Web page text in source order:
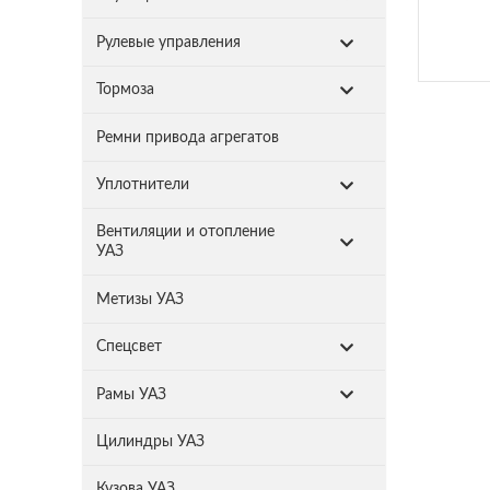
Рулевые управления
Тормоза
Ремни привода агрегатов
Уплотнители
Вентиляции и отопление
УАЗ
Метизы УАЗ
Спецсвет
Рамы УАЗ
Цилиндры УАЗ